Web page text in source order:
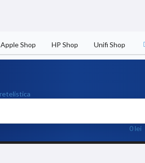
Apple Shop HP Shop Unifi Shop
0 lei